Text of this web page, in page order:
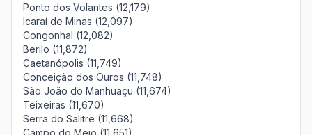
Ponto dos Volantes (12,179)
Icaraí de Minas (12,097)
Congonhal (12,082)
Berilo (11,872)
Caetanópolis (11,749)
Conceição dos Ouros (11,748)
São João do Manhuaçu (11,674)
Teixeiras (11,670)
Serra do Salitre (11,668)
Campo do Meio (11,651)